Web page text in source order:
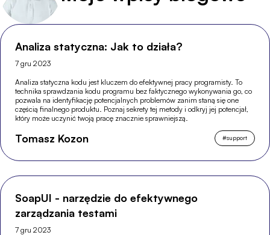
Analiza statyczna: Jak to działa?
7 gru 2023
Analiza statyczna kodu jest kluczem do efektywnej pracy programisty. To
technika sprawdzania kodu programu bez faktycznego wykonywania go, co
pozwala na identyfikację potencjalnych problemów zanim staną się one
częścią finalnego produktu. Poznaj sekrety tej metody i odkryj jej potencjał,
który może uczynić twoją pracę znacznie sprawniejszą.
Tomasz Kozon #support
SoapUI - narzędzie do efektywnego
zarządzania testami
7 gru 2023